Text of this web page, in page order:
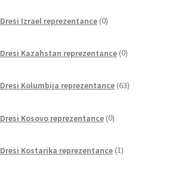
Dresi Izrael reprezentance 0izdelkov
Dresi Kazahstan reprezentance 0izdelkov
Dresi Kolumbija reprezentance 63izdelkov
Dresi Kosovo reprezentance 0izdelkov
Dresi Kostarika reprezentance 1izdelek